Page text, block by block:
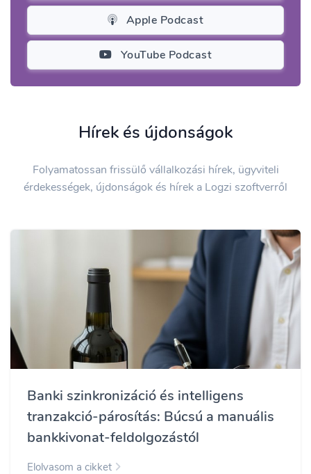
Apple Podcast
YouTube Podcast
Hírek és újdonságok
Folyamatossan frissülő vállalkozási hírek, ügyviteli
érdekességek, újdonságok és hírek a Logzi szoftverről
Banki szinkronizáció és intelligens
tranzakció-párosítás: Búcsú a manuális
bankkivonat-feldolgozástól
Elolvasom a cikket